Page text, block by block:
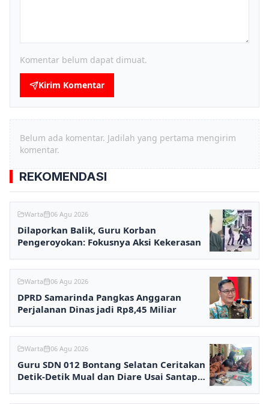
Komentar belum dapat dimuat.
Kirim Komentar
Belum ada komentar. Jadilah yang pertama mengirim
komentar.
REKOMENDASI
Warta 06 Agu 2026
Dilaporkan Balik, Guru Korban
Pengeroyokan: Fokusnya Aksi Kekerasan
Warta 06 Agu 2026
DPRD Samarinda Pangkas Anggaran
Perjalanan Dinas jadi Rp8,45 Miliar
Warta 06 Agu 2026
Guru SDN 012 Bontang Selatan Ceritakan
Detik-Detik Mual dan Diare Usai Santap